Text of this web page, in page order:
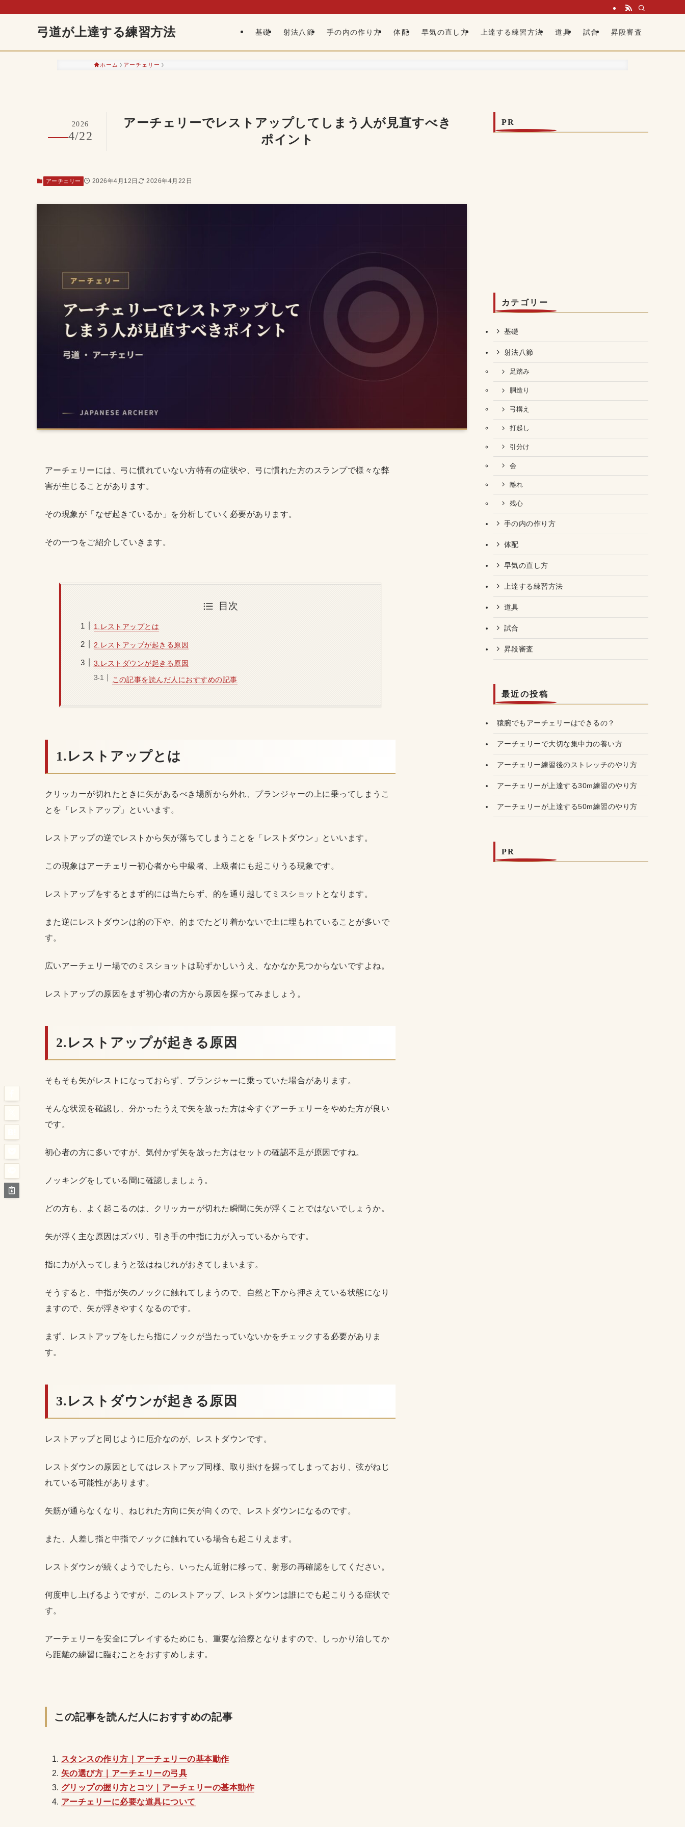
弓道が上達する練習方法 基礎 射法八節 手の内の作り方 体配 早気の直し方 上達する練習方法 道具 試合 昇段審査
ホーム アーチェリー
アーチェリーでレストアップしてしまう人が見直すべき
ポイント
2026
4/22
アーチェリー 2026年4月12日 2026年4月22日
アーチェリーには、弓に慣れていない方特有の症状や、弓に慣れた方のスランプで様々な弊
害が生じることがあります。
その現象が「なぜ起きているか」を分析していく必要があります。
その一つをご紹介していきます。
目次
1.レストアップとは
2.レストアップが起きる原因
3.レストダウンが起きる原因
この記事を読んだ人におすすめの記事
1.レストアップとは
クリッカーが切れたときに矢があるべき場所から外れ、プランジャーの上に乗ってしまうこ
とを「レストアップ」といいます。
レストアップの逆でレストから矢が落ちてしまうことを「レストダウン」といいます。
この現象はアーチェリー初心者から中級者、上級者にも起こりうる現象です。
レストアップをするとまず的には当たらず、的を通り越してミスショットとなります。
また逆にレストダウンは的の下や、的までたどり着かないで土に埋もれていることが多いで
す。
広いアーチェリー場でのミスショットは恥ずかしいうえ、なかなか見つからないですよね。
レストアップの原因をまず初心者の方から原因を探ってみましょう。
2.レストアップが起きる原因
そもそも矢がレストになっておらず、プランジャーに乗っていた場合があります。
そんな状況を確認し、分かったうえで矢を放った方は今すぐアーチェリーをやめた方が良い
です。
初心者の方に多いですが、気付かず矢を放った方はセットの確認不足が原因ですね。
ノッキングをしている間に確認しましょう。
どの方も、よく起こるのは、クリッカーが切れた瞬間に矢が浮くことではないでしょうか。
矢が浮く主な原因はズバリ、引き手の中指に力が入っているからです。
指に力が入ってしまうと弦はねじれがおきてしまいます。
そうすると、中指が矢のノックに触れてしまうので、自然と下から押さえている状態になり
ますので、矢が浮きやすくなるのです。
まず、レストアップをしたら指にノックが当たっていないかをチェックする必要がありま
す。
3.レストダウンが起きる原因
レストアップと同じように厄介なのが、レストダウンです。
レストダウンの原因としてはレストアップ同様、取り掛けを握ってしまっており、弦がねじ
れている可能性があります。
矢筋が通らなくなり、ねじれた方向に矢が向くので、レストダウンになるのです。
また、人差し指と中指でノックに触れている場合も起こりえます。
レストダウンが続くようでしたら、いったん近射に移って、射形の再確認をしてください。
何度申し上げるようですが、このレストアップ、レストダウンは誰にでも起こりうる症状で
す。
アーチェリーを安全にプレイするためにも、重要な治療となりますので、しっかり治してか
ら距離の練習に臨むことをおすすめします。
この記事を読んだ人におすすめの記事
スタンスの作り方｜アーチェリーの基本動作
矢の選び方｜アーチェリーの弓具
グリップの握り方とコツ｜アーチェリーの基本動作
アーチェリーに必要な道具について
PR
カテゴリー
基礎
射法八節
足踏み
胴造り
弓構え
打起し
引分け
会
離れ
残心
手の内の作り方
体配
早気の直し方
上達する練習方法
道具
試合
昇段審査
最近の投稿
猿腕でもアーチェリーはできるの？
アーチェリーで大切な集中力の養い方
アーチェリー練習後のストレッチのやり方
アーチェリーが上達する30m練習のやり方
アーチェリーが上達する50m練習のやり方
PR